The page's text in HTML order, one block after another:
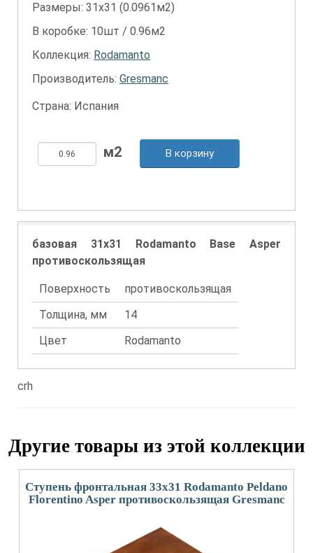
Размеры: 31х31 (0.0961м2)
В коробке: 10шт / 0.96м2
Коллекция: Rodamanto
Производитель: Gresmanc
Страна: Испания
В корзину
базовая 31x31 Rodamanto Base Asper
противоскользящая
Поверхность
противоскользящая
Толщина, мм
14
Цвет
Rodamanto
crh
Другие товары из этой коллекции
Ступень фронтальная 33x31 Rodamanto Peldano
Florentino Asper противоскользящая Gresmanc